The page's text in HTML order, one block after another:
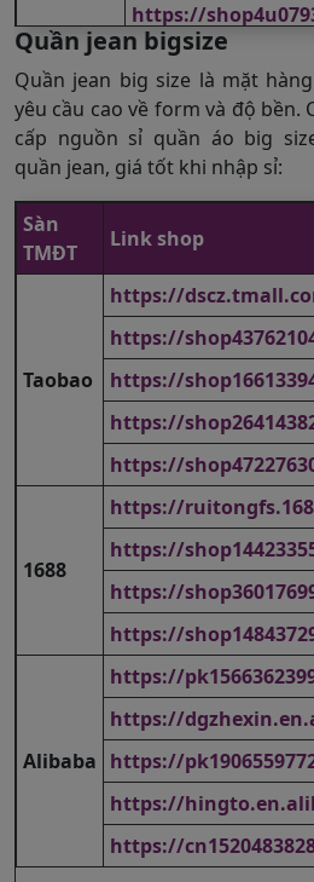
https://
Alibaba
https://
https://
https://
https://
https://
Quần jean bigsize
Quần jean big size là mặt
yêu cầu cao về form và độ bền.
cấp nguồn sỉ quần áo big
quần jean, giá tốt khi nhập sỉ:
Sàn
TMĐT
Link shop
Taobao
https://
https://
https://
https://
https://
1688
https://
https://
https://
https://
Alibaba
https://
https://
https://
https://
https://